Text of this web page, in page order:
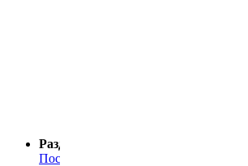
Разделы сайта
Последние новости